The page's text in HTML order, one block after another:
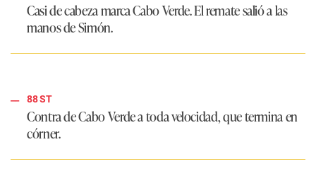
Casi de cabeza marca Cabo Verde. El remate salió a las
manos de Simón.
88 ST
Contra de Cabo Verde a toda velocidad, que termina en
córner.